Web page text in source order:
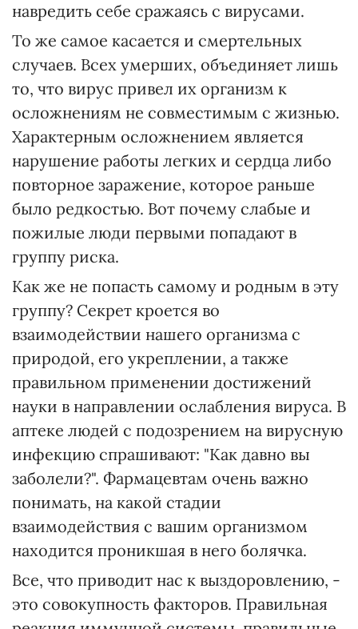
навредить себе сражаясь с вирусами.
То же самое касается и смертельных
случаев. Всех умерших, объединяет лишь
то, что вирус привел их организм к
осложнениям не совместимым с жизнью.
Характерным осложнением является
нарушение работы легких и сердца либо
повторное заражение, которое раньше
было редкостью. Вот почему слабые и
пожилые люди первыми попадают в
группу риска.
Как же не попасть самому и родным в эту
группу? Секрет кроется во
взаимодействии нашего организма с
природой, его укреплении, а также
правильном применении достижений
науки в направлении ослабления вируса. В
аптеке людей с подозрением на вирусную
инфекцию спрашивают: "Как давно вы
заболели?". Фармацевтам очень важно
понимать, на какой стадии
взаимодействия с вашим организмом
находится проникшая в него болячка.
Все, что приводит нас к выздоровлению, -
это совокупность факторов. Правильная